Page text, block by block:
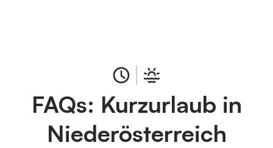
FAQs: Kurzurlaub in
Niederösterreich